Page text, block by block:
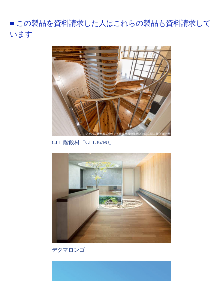
■ この製品を資料請求した人はこれらの製品も資料請求して
います
CLT 階段材「CLT36/90」
デクマロンゴ